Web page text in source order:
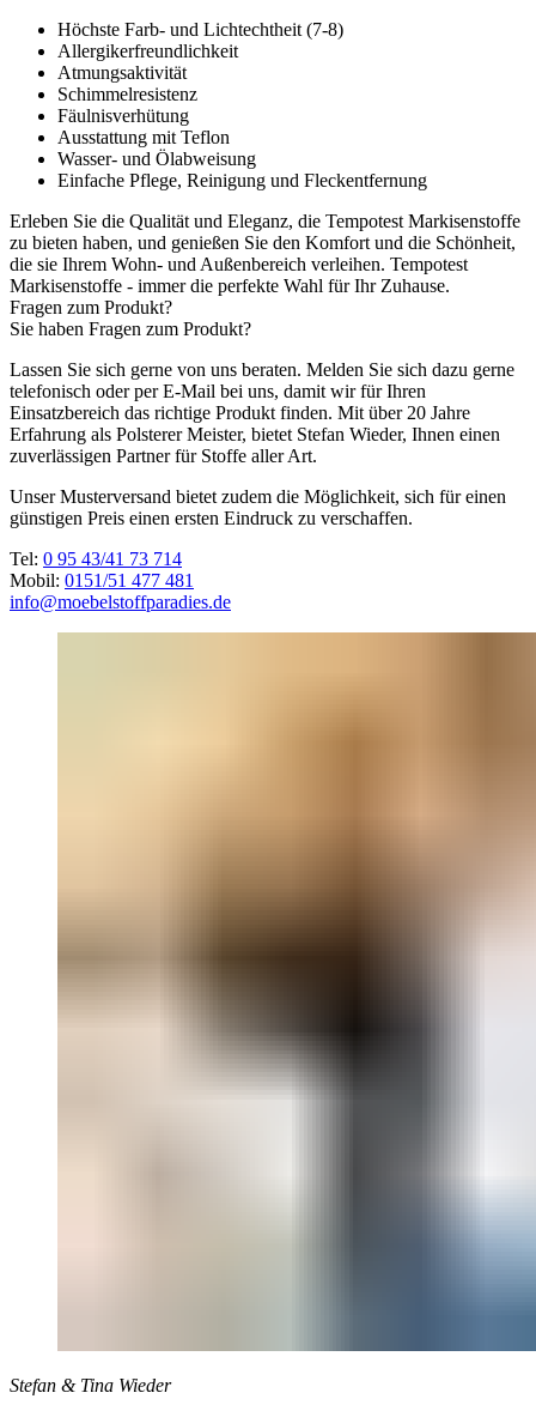
Höchste Farb- und Lichtechtheit (7-8)
Allergikerfreundlichkeit
Atmungsaktivität
Schimmelresistenz
Fäulnisverhütung
Ausstattung mit Teflon
Wasser- und Ölabweisung
Einfache Pflege, Reinigung und Fleckentfernung
Erleben Sie die Qualität und Eleganz, die Tempotest Markisenstoffe
zu bieten haben, und genießen Sie den Komfort und die Schönheit,
die sie Ihrem Wohn- und Außenbereich verleihen. Tempotest
Markisenstoffe - immer die perfekte Wahl für Ihr Zuhause.
Fragen zum Produkt?
Sie haben Fragen zum Produkt?
Lassen Sie sich gerne von uns beraten. Melden Sie sich dazu gerne
telefonisch oder per E-Mail bei uns, damit wir für Ihren
Einsatzbereich das richtige Produkt finden. Mit über 20 Jahre
Erfahrung als Polsterer Meister, bietet Stefan Wieder, Ihnen einen
zuverlässigen Partner für Stoffe aller Art.
Unser Musterversand bietet zudem die Möglichkeit, sich für einen
günstigen Preis einen ersten Eindruck zu verschaffen.
Tel: 0 95 43/41 73 714
Mobil: 0151/51 477 481
info@moebelstoffparadies.de
Stefan & Tina Wieder